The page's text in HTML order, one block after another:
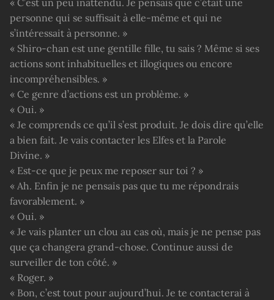
« C’est un peu inattendu. Je pensais que c’était une
personne qui se suffisait à elle-même et qui ne
s’intéressait à personne. »
« Shiro-chan est une gentille fille, tu sais ? Même si ses
actions sont inhabituelles et illogiques ou encore
incompréhensibles. »
« Ce genre d’actions est un problème. »
« Oui. »
« Je comprends ce qu’il s’est produit. Je dois dire qu’elle
a bien fait. Je vais contacter les Elfes et la Parole
Divine. »
« Est-ce que je peux me reposer sur toi ? »
« Ah. Enfin je ne pensais pas que tu me répondrais
favorablement. »
« Oui. »
« Je vais planter un clou au cas où, mais je ne pense pas
que ça changera grand-chose. Continue aussi de
surveiller de ton côté. »
« Roger. »
« Bon, c’est tout pour aujourd’hui. Je te contacterai à